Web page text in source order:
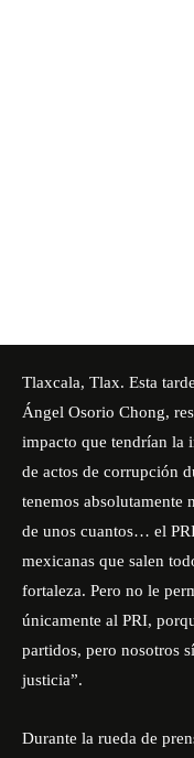
Tlaxcala, Tlax. Esta
Ángel Osorio Chong,
impacto que tendrían la
de actos de corrupción
tenemos absolutamente
de unos cuantos… el
mexicanas que salen
fortaleza. Pero no le
únicamente al PRI,
partidos, pero nosotros
justicia”.
Durante la rueda de